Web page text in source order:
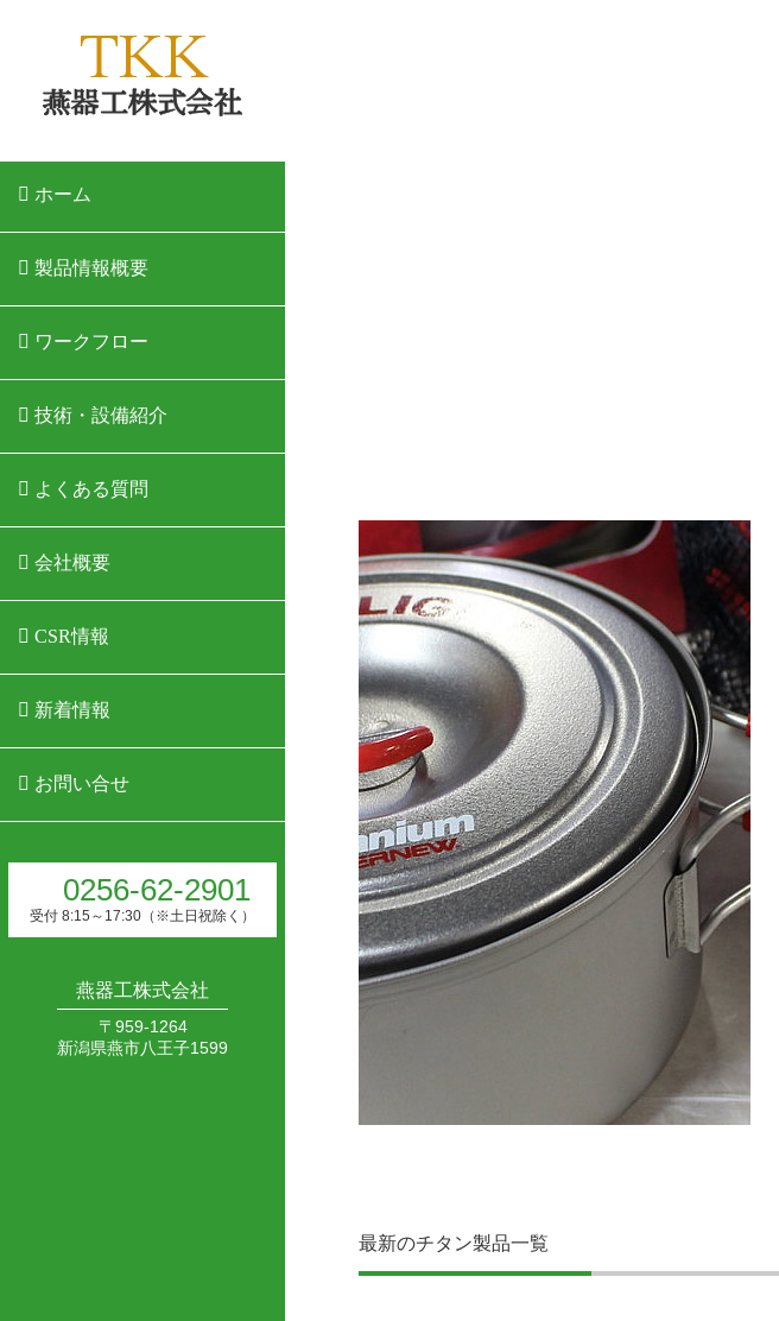
ホーム
製品情報概要
ワークフロー
技術・設備紹介
よくある質問
会社概要
CSR情報
新着情報
お問い合せ
0256-62-2901
受付 8:15～17:30（※土日祝除く）
燕器工株式会社
〒959-1264
新潟県燕市八王子1599
最新のチタン製品一覧